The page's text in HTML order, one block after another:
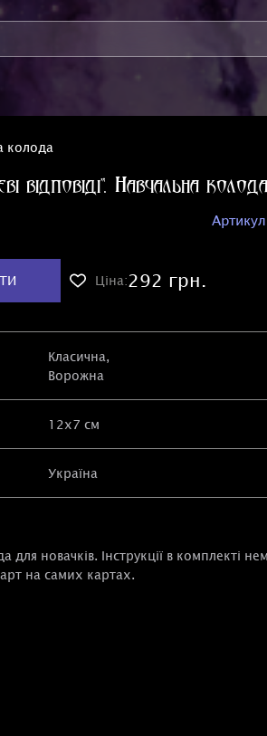
колода
відповіді". Навчальна
Ціна:292 грн.
Класична,
Ворожна
12х7 см
Україна
для новачків. Інструкції в комплекті
на самих картах.